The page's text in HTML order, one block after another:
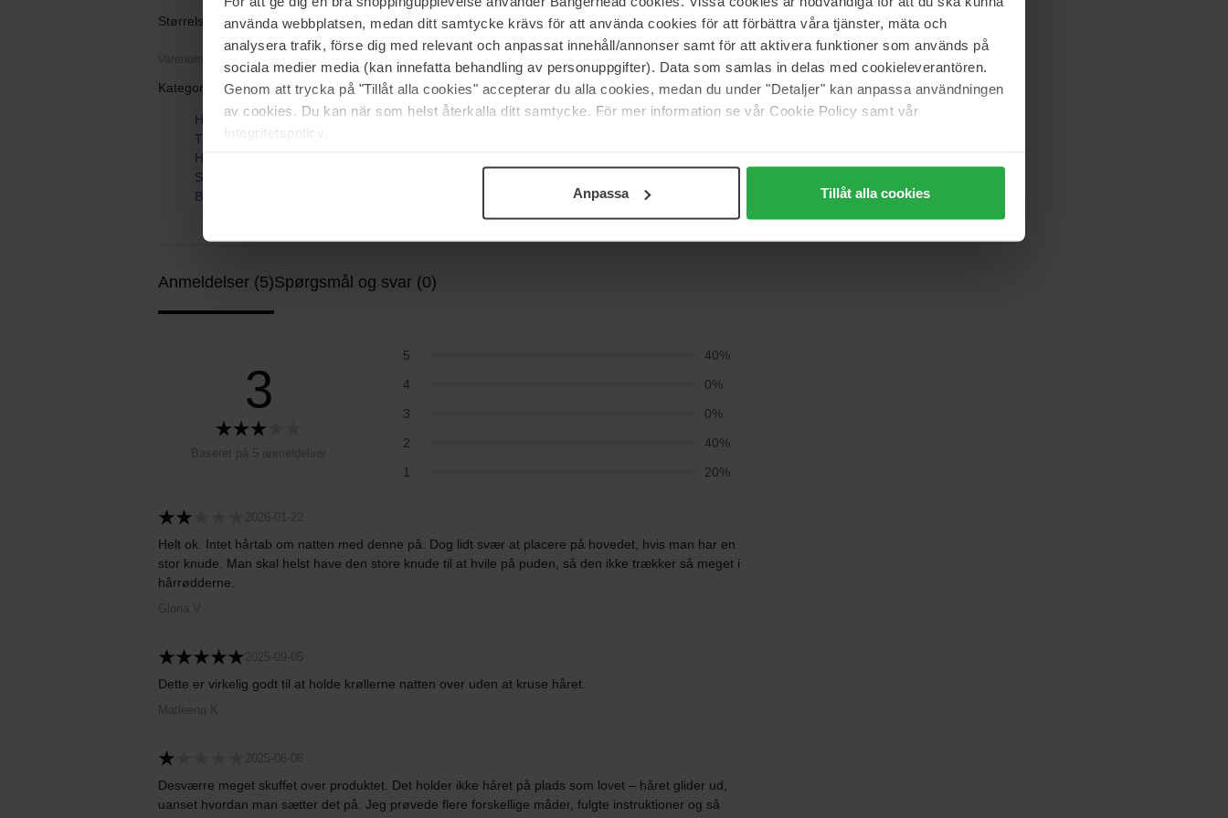
använda webbplatsen, medan ditt samtycke krävs för att använda cookies för att förbättra våra tjänster, mäta och
analysera trafik, förse dig med relevant och anpassat innehåll/annonser samt för att aktivera funktioner som används på
sociala medier media (kan innefatta behandling av personuppgifter). Data som samlas in delas med cookieleverantören.
Genom att trycka på "Tillåt alla cookies" accepterar du alla cookies, medan du under "Detaljer" kan anpassa användningen
av cookies. Du kan när som helst återkalla ditt samtycke. För mer information se vår Cookie Policy samt vår
Integritetspolicy.
Anpassa Tillåt alla cookies
Størrelse: 1 pcs
Varenummer: 196158
Kategorier:
Hjem
Tilbehør
Hårbånd & Håraccessories
Scrunchies
Blowout Tie in Mulberry Silk Large
Anmeldelser (5)Spørgsmål og svar (0)
3
Baseret på 5 anmeldelser
5
40%
4
0%
3
0%
2
40%
1
20%
2026-01-22
Helt ok. Intet hårtab om natten med denne på. Dog lidt svær at placere på hovedet, hvis man har en
stor knude. Man skal helst have den store knude til at hvile på puden, så den ikke trækker så meget i
hårrødderne.
Gloria V
2025-09-05
Dette er virkelig godt til at holde krøllerne natten over uden at kruse håret.
Matleena K
2025-06-08
Desværre meget skuffet over produktet. Det holder ikke håret på plads som lovet – håret glider ud,
uanset hvordan man sætter det på. Jeg prøvede flere forskellige måder, fulgte instruktioner og så